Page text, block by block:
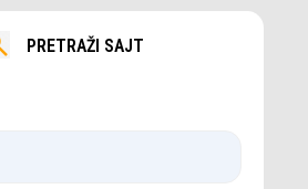
PRETRAŽI SAJT